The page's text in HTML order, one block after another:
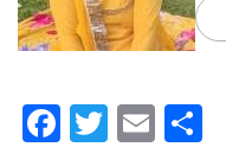
Facebook
Twitter
Email